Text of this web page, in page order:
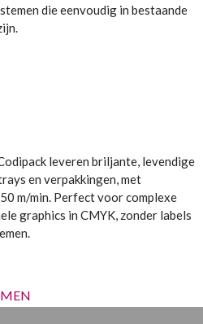
die eenvoudig in bestaande
leveren briljante, levendige
en verpakkingen, met
m/min. Perfect voor complexe
graphics in CMYK, zonder labels